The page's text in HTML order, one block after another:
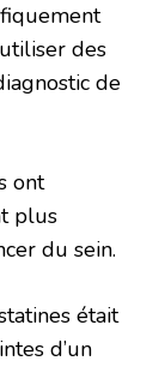
des
de
ont
plus
du sein.
était
d’un